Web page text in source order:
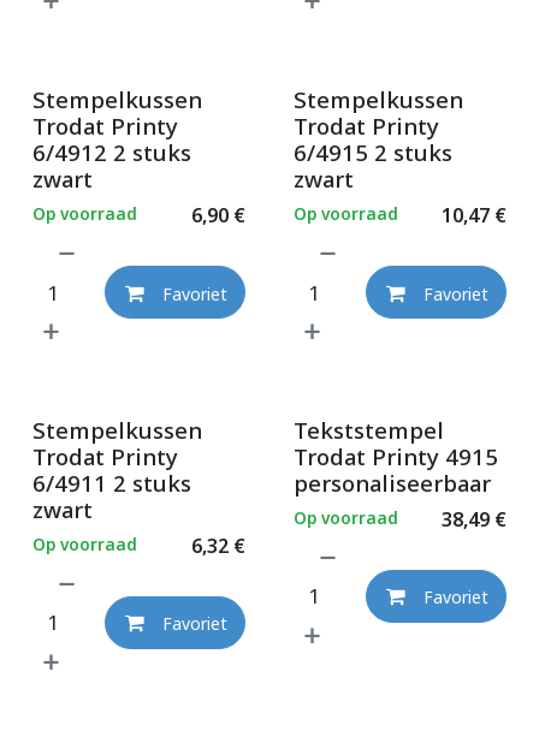
Stempelkussen
Trodat Printy
6/4912 2 stuks
zwart
6,90€
Op voorraad
Favoriet
Stempelkussen
Trodat Printy
6/4915 2 stuks
zwart
10,47€
Op voorraad
Favoriet
Stempelkussen
Trodat Printy
6/4911 2 stuks
zwart
6,32€
Op voorraad
Favoriet
Tekststempel
Trodat Printy 4915
personaliseerbaar
38,49€
Op voorraad
Favoriet